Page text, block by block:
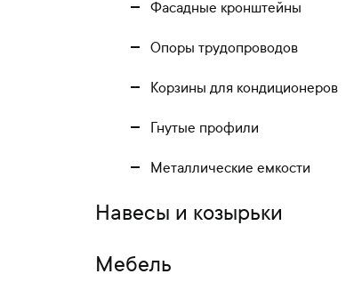
Фасадные кронштейны
Опоры трудопроводов
Корзины для кондиционеров
Гнутые профили
Металлические емкости
Навесы и козырьки
Мебель